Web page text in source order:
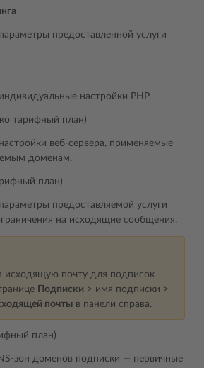
предоставленной услуги
настройки PHP.
тарифный план)
веб-сервера, применяемые
доменам.
план)
предоставляемой услуги
на исходящие сообщения.
исходящую почту для подписок
Подписки > имя подписки >
почты в панели справа.
план)
зон доменов подписки ― первичные